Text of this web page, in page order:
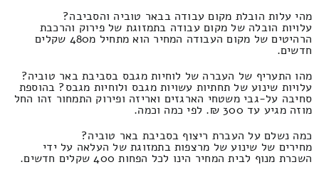
מהי עלות הובלת מקום עבודה בבאר טוביה והסביבה?
עלויות הובלה של מקום עבודה בתמזוגת של פירוק והרכבת
הרהיטים של מקום העבודה המחיר הוא מתחיל מ480 שקלים
חדשים.
מהו התעריף של העברה של לוחיות מגבס בסביבת באר טוביה?
עלויות שינוע של תחתיות עשויות מגבס ולוחיות מגבס? בהוספת
סחיבה על-גבי משטחי הארגזים ואריזה ופירוק התמחור זהו החל
מוזה מגיע עד 300 ₪. לפי כמה וכמה.
כמה נשלם על העברת ריצוף בסביבת באר טוביה?
מחירים של שינוע של מרצפות בתמזוגת של העלאה על ידי
השכרת מנוף לבית המחיר הינו לכל הפחות 400 שקלים חדשים.